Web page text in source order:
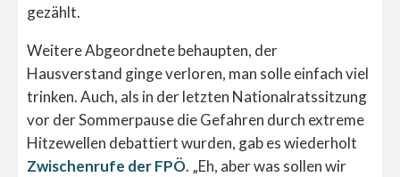
gezählt.
Weitere Abgeordnete behaupten, der
Hausverstand ginge verloren, man solle einfach viel
trinken. Auch, als in der letzten Nationalratssitzung
vor der Sommerpause die Gefahren durch extreme
Hitzewellen debattiert wurden, gab es wiederholt
Zwischenrufe der FPÖ. „Eh, aber was sollen wir